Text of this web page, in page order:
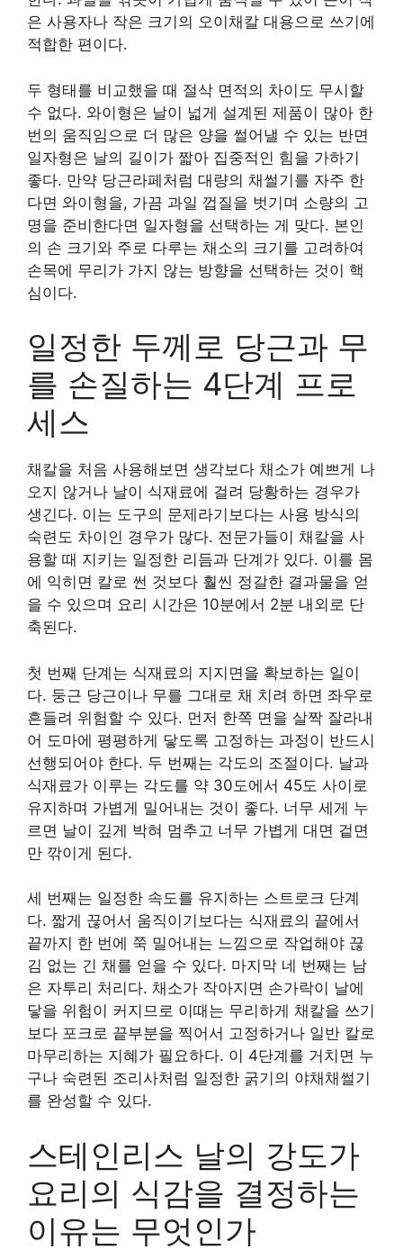
은 사용자나 작은 크기의 오이채칼 대용으로 쓰기에
적합한 편이다.
두 형태를 비교했을 때 절삭 면적의 차이도 무시할
수 없다. 와이형은 날이 넓게 설계된 제품이 많아 한
번의 움직임으로 더 많은 양을 썰어낼 수 있는 반면
일자형은 날의 길이가 짧아 집중적인 힘을 가하기
좋다. 만약 당근라페처럼 대량의 채썰기를 자주 한
다면 와이형을, 가끔 과일 껍질을 벗기며 소량의 고
명을 준비한다면 일자형을 선택하는 게 맞다. 본인
의 손 크기와 주로 다루는 채소의 크기를 고려하여
손목에 무리가 가지 않는 방향을 선택하는 것이 핵
심이다.
일정한 두께로 당근과 무
를 손질하는 4단계 프로
세스
채칼을 처음 사용해보면 생각보다 채소가 예쁘게 나
오지 않거나 날이 식재료에 걸려 당황하는 경우가
생긴다. 이는 도구의 문제라기보다는 사용 방식의
숙련도 차이인 경우가 많다. 전문가들이 채칼을 사
용할 때 지키는 일정한 리듬과 단계가 있다. 이를 몸
에 익히면 칼로 썬 것보다 훨씬 정갈한 결과물을 얻
을 수 있으며 요리 시간은 10분에서 2분 내외로 단
축된다.
첫 번째 단계는 식재료의 지지면을 확보하는 일이
다. 둥근 당근이나 무를 그대로 채 치려 하면 좌우로
흔들려 위험할 수 있다. 먼저 한쪽 면을 살짝 잘라내
어 도마에 평평하게 닿도록 고정하는 과정이 반드시
선행되어야 한다. 두 번째는 각도의 조절이다. 날과
식재료가 이루는 각도를 약 30도에서 45도 사이로
유지하며 가볍게 밀어내는 것이 좋다. 너무 세게 누
르면 날이 깊게 박혀 멈추고 너무 가볍게 대면 겉면
만 깎이게 된다.
세 번째는 일정한 속도를 유지하는 스트로크 단계
다. 짧게 끊어서 움직이기보다는 식재료의 끝에서
끝까지 한 번에 쭉 밀어내는 느낌으로 작업해야 끊
김 없는 긴 채를 얻을 수 있다. 마지막 네 번째는 남
은 자투리 처리다. 채소가 작아지면 손가락이 날에
닿을 위험이 커지므로 이때는 무리하게 채칼을 쓰기
보다 포크로 끝부분을 찍어서 고정하거나 일반 칼로
마무리하는 지혜가 필요하다. 이 4단계를 거치면 누
구나 숙련된 조리사처럼 일정한 굵기의 야채채썰기
를 완성할 수 있다.
스테인리스 날의 강도가
요리의 식감을 결정하는
이유는 무엇인가